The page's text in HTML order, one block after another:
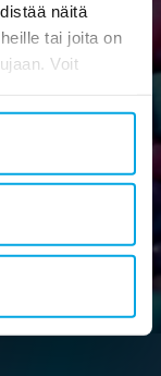
näitä
tai joita on
Voit
vinkkeihin,